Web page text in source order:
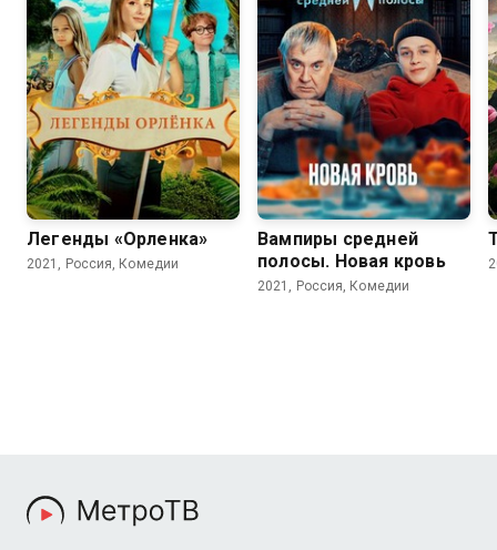
7.7 4.8
Легенды «Орленка»
2021, Россия, Комедии
Вампиры средней
полосы. Новая кровь
2021, Россия, Комедии